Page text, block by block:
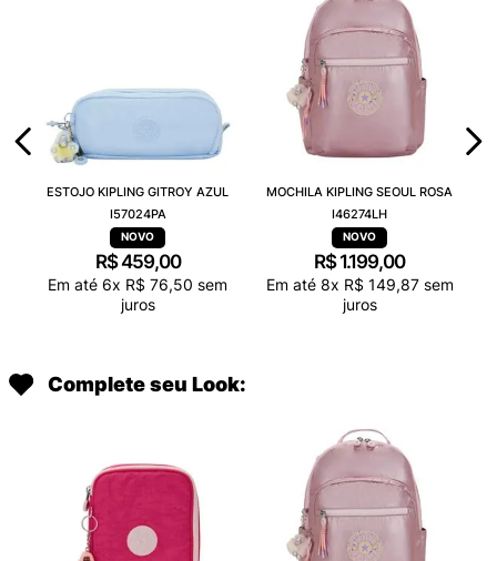
ESTOJO KIPLING GITROY AZUL
I57024PA
R$459,00
Em até 6x R$ 76,50 sem
juros
MOCHILA KIPLING SEOUL ROSA
I46274LH
R$ 1.199,00
Em até 8x R$ 149,87sem
juros
Complete seu Look: